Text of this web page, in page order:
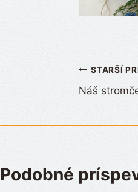
v
článku
STARŠÍ
Náš
Podobné